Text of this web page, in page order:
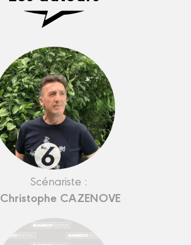
Scénariste :
Christophe CAZENOVE